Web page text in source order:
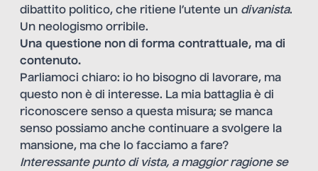
dibattito politico, che ritiene l’utente un divanista.
Un neologismo orribile.
Una questione non di forma contrattuale, ma di
contenuto.
Parliamoci chiaro: io ho bisogno di lavorare, ma
questo non è di interesse. La mia battaglia è di
riconoscere senso a questa misura; se manca
senso possiamo anche continuare a svolgere la
mansione, ma che lo facciamo a fare?
Interessante punto di vista, a maggior ragione se